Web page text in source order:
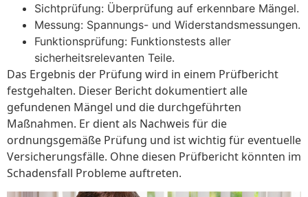
Sichtprüfung: Überprüfung auf erkennbare Mängel.
Messung: Spannungs- und Widerstandsmessungen.
Funktionsprüfung: Funktionstests aller
sicherheitsrelevanten Teile.
Das Ergebnis der Prüfung wird in einem Prüfbericht
festgehalten. Dieser Bericht dokumentiert alle
gefundenen Mängel und die durchgeführten
Maßnahmen. Er dient als Nachweis für die
ordnungsgemäße Prüfung und ist wichtig für eventuelle
Versicherungsfälle. Ohne diesen Prüfbericht könnten im
Schadensfall Probleme auftreten.